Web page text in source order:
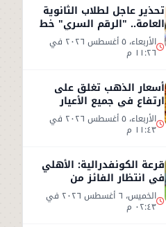
تحذير عاجل لطلاب الثانوية
العامة.. "الرقم السري" خط
أحمر الأربعاء، ٥ أغسطس ٢٠٢٦ في
١١:٢٦ م
أسعار الذهب تغلق على
ارتفاع في جميع الأعيار
الأربعاء، ٥ أغسطس ٢٠٢٦ في
١١:٤٣ م
قرعة الكونفدرالية: الأهلي
في انتظار الفائز من
مقديشو سيتي وكيتاراالخميس، ٦ أغسطس ٢٠٢٦ في
٠٢:٤٣ م